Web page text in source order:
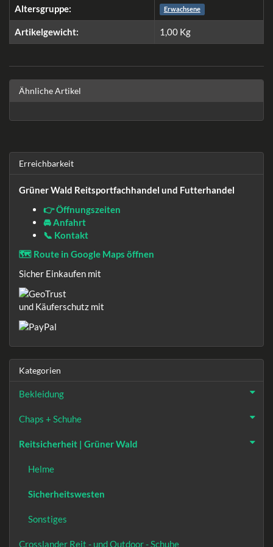
Altersgruppe: Erwachsene
Artikelgewicht: 1,00 Kg
Ähnliche Artikel
Erreichbarkeit
Grüner Wald Reitsportfachhandel und Futterhandel
👉 Öffnungszeiten
🚘 Anfahrt
📞 Kontakt
🗺️ Route in Google Maps öffnen
Sicher Einkaufen mit
und Käuferschutz mit
Kategorien
Bekleidung
Chaps + Schuhe
Reitsicherheit | Grüner Wald
Helme
Sicherheitswesten
Sonstiges
Crosslander Reit - und Outdoor - Schuhe